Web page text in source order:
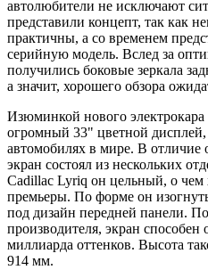
автолюбители не исключают
представили концепт, так как
практичны, а со временем
серийную модель. Вслед за
получились боковые зеркала
а значит, хорошего обзора
Изюминкой нового
огромный 33" цветной дисплей,
автомобилях в мире. В отличие
экран состоял из нескольких
Cadillac Lyriq он цельный, о
премьеры. По форме он
под дизайн передней панели.
производителя, экран способен
миллиарда оттенков. Высота
914 мм.